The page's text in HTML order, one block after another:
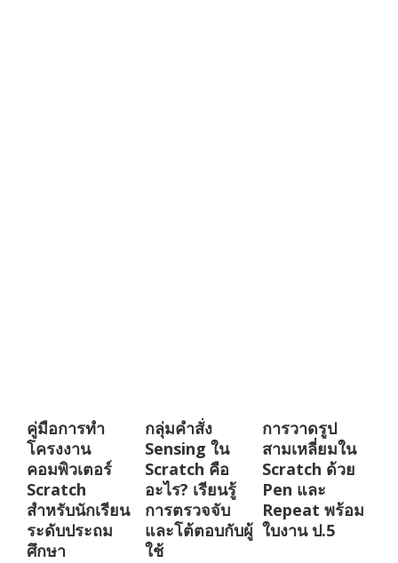
คู่มือการทำ
โครงงาน
คอมพิวเตอร์
Scratch
สำหรับนักเรียน
ระดับประถม
ศึกษา
กลุ่มคำสั่ง
Sensing ใน
Scratch คือ
อะไร? เรียนรู้
การตรวจจับ
และโต้ตอบกับผู้
ใช้
การวาดรูป
สามเหลี่ยมใน
Scratch ด้วย
Pen และ
Repeat พร้อม
ใบงาน ป.5